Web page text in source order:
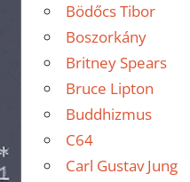
Bödőcs Tibor
Boszorkány
Britney Spears
Bruce Lipton
Buddhizmus
C64
Carl Gustav Jung